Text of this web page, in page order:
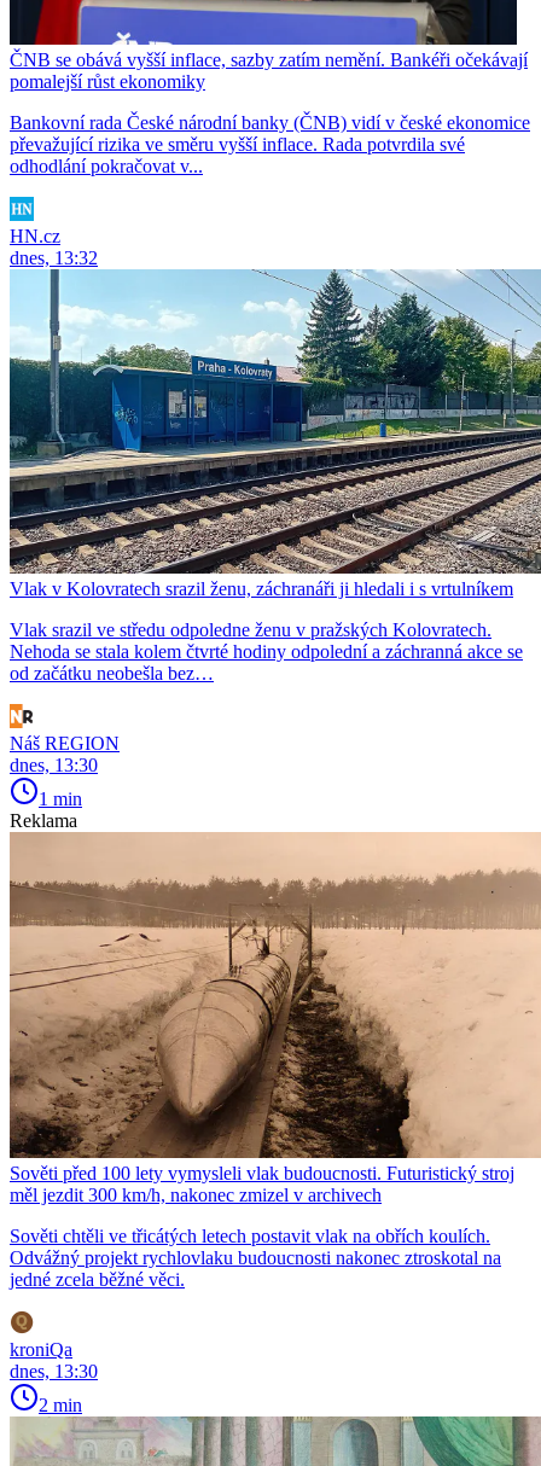
ČNB se obává vyšší inflace, sazby zatím nemění. Bankéři očekávají
pomalejší růst ekonomiky
Bankovní rada České národní banky (ČNB) vidí v české ekonomice
převažující rizika ve směru vyšší inflace. Rada potvrdila své
odhodlání pokračovat v...
HN.cz
dnes, 13:32
Vlak v Kolovratech srazil ženu, záchranáři ji hledali i s vrtulníkem
Vlak srazil ve středu odpoledne ženu v pražských Kolovratech.
Nehoda se stala kolem čtvrté hodiny odpolední a záchranná akce se
od začátku neobešla bez…
Náš REGION
dnes, 13:30
1 min
Reklama
Sověti před 100 lety vymysleli vlak budoucnosti. Futuristický stroj
měl jezdit 300 km/h, nakonec zmizel v archivech
Sověti chtěli ve třicátých letech postavit vlak na obřích koulích.
Odvážný projekt rychlovlaku budoucnosti nakonec ztroskotal na
jedné zcela běžné věci.
kroniQa
dnes, 13:30
2 min